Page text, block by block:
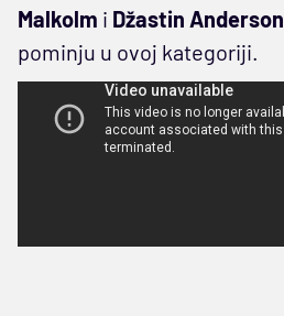
Malkolm i Džastin Anderson
pominju u ovoj kategoriji.